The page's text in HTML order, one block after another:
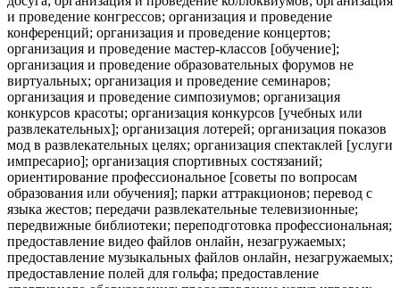
и проведение конгрессов; организация и проведение
конференций; организация и проведение концертов;
организация и проведение мастер-классов [обучение];
организация и проведение образовательных форумов не
виртуальных; организация и проведение семинаров;
организация и проведение симпозиумов; организация
конкурсов красоты; организация конкурсов [учебных или
развлекательных]; организация лотерей; организация показов
мод в развлекательных целях; организация спектаклей [услуги
импресарио]; организация спортивных состязаний;
ориентирование профессиональное [советы по вопросам
образования или обучения]; парки аттракционов; перевод с
языка жестов; передачи развлекательные телевизионные;
передвижные библиотеки; переподготовка профессиональная;
предоставление видео файлов онлайн, незагружаемых;
предоставление музыкальных файлов онлайн, незагружаемых;
предоставление полей для гольфа; предоставление